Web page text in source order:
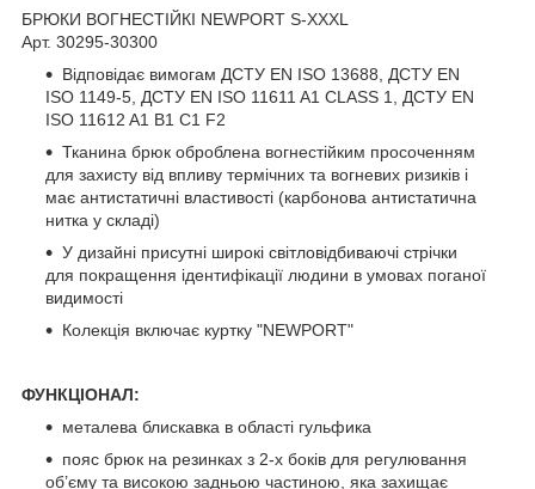
БРЮКИ ВОГНЕСТІЙКІ NEWPORT S-XXXL
Арт. 30295-30300
Відповідає вимогам ДСТУ EN ISO 13688, ДСТУ EN
ISO 1149-5, ДСТУ EN ISO 11611 A1 CLASS 1, ДСТУ EN
ISO 11612 A1 B1 C1 F2
Тканина брюк оброблена вогнестійким просоченням
для захисту від впливу термічних та вогневих ризиків і
має антистатичні властивості (карбонова антистатична
нитка у складі)
У дизайні присутні широкі світловідбиваючі стрічки
для покращення ідентифікації людини в умовах поганої
видимості
Колекція включає куртку "NEWPORT"
ФУНКЦІОНАЛ:
металева блискавка в області гульфика
пояс брюк на резинках з 2-х боків для регулювання
об’єму та високою задньою частиною, яка захищає